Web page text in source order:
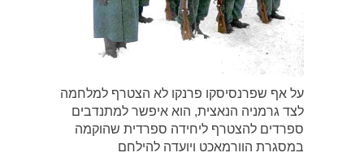
על אף שפרנסיסקו פרנקו לא הצטרף למלחמה
לצד גרמניה הנאצית, הוא איפשר למתנדבים
ספרדים להצטרף ליחידה ספרדית שהוקמה
במסגרת הוורמאכט ויועדה להילחם